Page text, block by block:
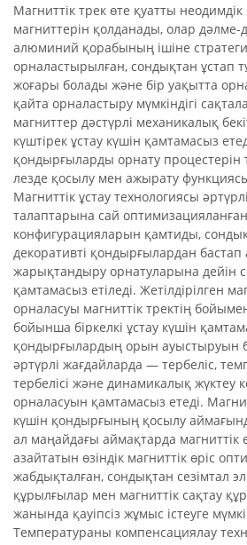
Магниттік трек өте қуатты
магниттерін қолданады, олар дәлме-
алюминий қорабының ішіне
орналастырылған, сондықтан ұстап
жоғары болады және бір уақытта
қайта орналастыру мүмкіндігі
магниттер дәстүрлі механикалық
күштірек ұстау күшін қамтамасыз
қондырғыларды орнату процестерін
лезде қосылу мен ажырату
Магниттік ұстау технологиясы
талаптарына сай
конфигурацияларын қамтиды,
декоративті қондырғылардан
жарықтандыру орнатуларына дейін
қамтамасыз етіледі. Жетілдірілген
орналасуы магниттік тректің
бойынша біркелкі ұстау күшін
қондырғылардың орын ауыстыруын
әртүрлі жағдайларда — тербеліс,
тербелісі және динамикалық жүктеу
орналасуын қамтамасыз етеді.
күшін қондырғының қосылу
ал маңайдағы аймақтарда магниттік
азайтатын өзіндік магниттік өріс
жабдықталған, сондықтан сезімтал
құрылғылар мен магниттік сақтау
жанында қауіпсіз жұмыс істеуге
Температураны компенсациялау